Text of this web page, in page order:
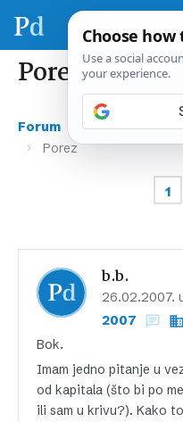
Porez
Forum
› Porez
1
b.b.
26.02.2007.
2007
Bok.
Imam jedno pitanje u
od kapitala (što bi po
ili sam u krivu?). Kako